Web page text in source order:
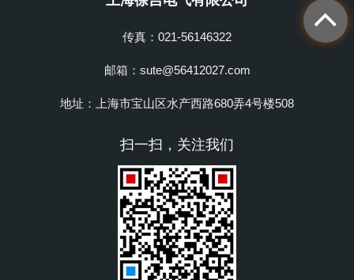
传真：021-56146322
邮箱：sute@56412027.com
地址：上海市宝山区水产西路680弄4号楼508
扫一扫，关注我们